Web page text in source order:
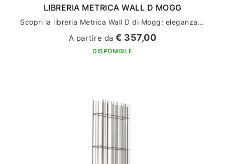
LIBRERIA METRICA WALL D MOGG
Scopri la libreria Metrica Wall D di Mogg: eleganza e funzionalità per l'arredamento della tua casa
A partire da€ 357,00
DISPONIBILE